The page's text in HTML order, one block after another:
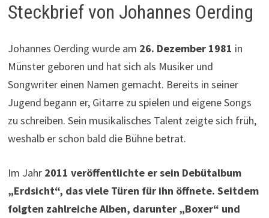
Steckbrief von Johannes Oerding
Johannes Oerding wurde am 26. Dezember 1981 in
Münster geboren und hat sich als Musiker und
Songwriter einen Namen gemacht. Bereits in seiner
Jugend begann er, Gitarre zu spielen und eigene Songs
zu schreiben. Sein musikalisches Talent zeigte sich früh,
weshalb er schon bald die Bühne betrat.
Im Jahr 2011 veröffentlichte er sein Debütalbum
„Erdsicht“, das viele Türen für ihn öffnete. Seitdem
folgten zahlreiche Alben, darunter „Boxer“ und